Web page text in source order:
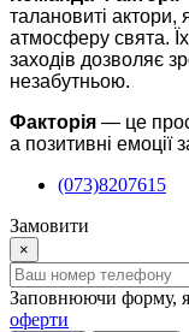
талановиті актори,
атмосферу свята.
заходів дозволяє
незабутньою.
Факторія — це
а позитивні емоції
(073)8207615
Замовити
×
Заповнюючи форму,
оферти